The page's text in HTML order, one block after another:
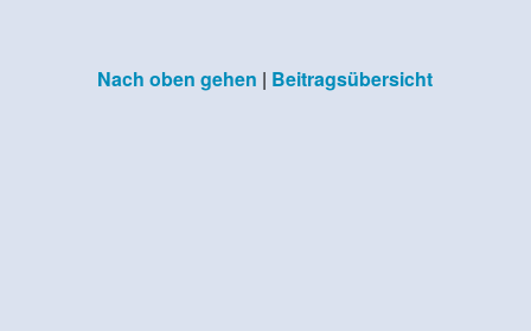
Nach oben gehen | Beitragsübersicht